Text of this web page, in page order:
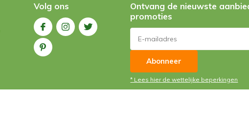
Volg ons
Ontvang de nieuwste
promoties
Abonneer
* Lees hier de wettelijke beperkingen